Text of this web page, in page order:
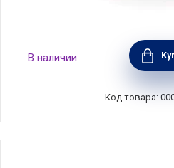
Кастрюля с крышкой
см, нержавеющая
В наличии
Код товара: